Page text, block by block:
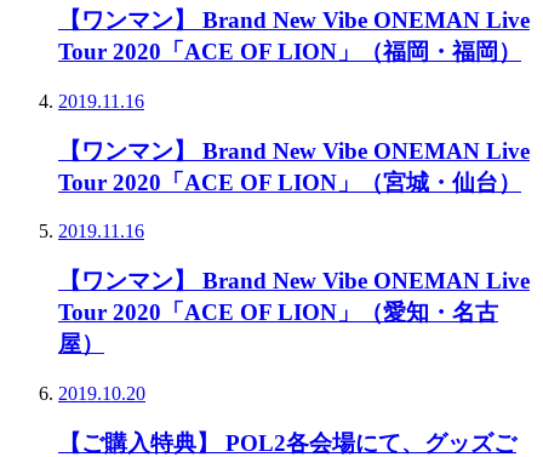
【ワンマン】 Brand New Vibe ONEMAN Live
Tour 2020「ACE OF LION」（福岡・福岡）
2019.11.16
【ワンマン】 Brand New Vibe ONEMAN Live
Tour 2020「ACE OF LION」（宮城・仙台）
2019.11.16
【ワンマン】 Brand New Vibe ONEMAN Live
Tour 2020「ACE OF LION」（愛知・名古
屋）
2019.10.20
【ご購入特典】 POL2各会場にて、グッズご